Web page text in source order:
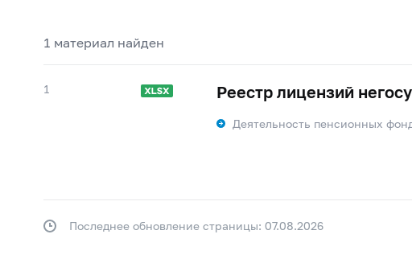
1 материал найден
1 Реестр лицензий
Деятельность пенсионных
Последнее обновление страницы: 07.08.2026